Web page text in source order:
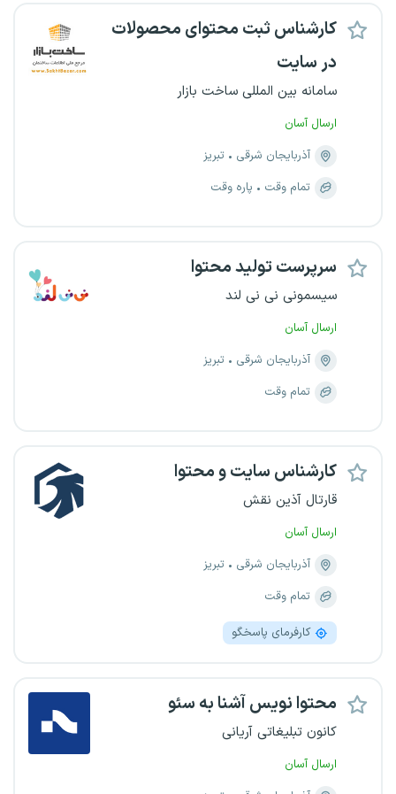
کارشناس ثبت محتوای محصولات
در سایت
سامانه بین المللی ساخت بازار
ارسال آسان
آذربایجان شرقی
تبریز
تمام وقت
پاره وقت
سرپرست تولید محتوا
سیسمونی نی نی لند
ارسال آسان
آذربایجان شرقی
تبریز
تمام وقت
کارشناس سایت و محتوا
قارتال آذین نقش
ارسال آسان
آذربایجان شرقی
تبریز
تمام وقت
کارفرمای پاسخگو
محتوا نویس آشنا به سئو
کانون تبلیغاتی آریانی
ارسال آسان